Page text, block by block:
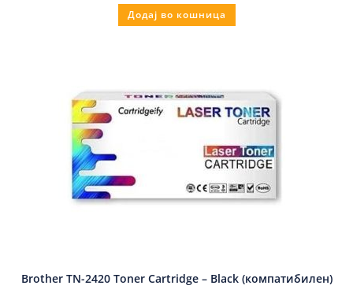
Додај во кошница
Brother TN-2420 Toner Cartridge – Black (компатибилен)